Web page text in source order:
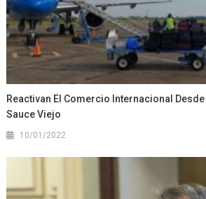
Reactivan El Comercio Internacional
Sauce Viejo
10/01/2022